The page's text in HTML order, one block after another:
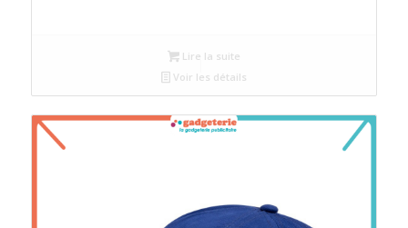
Lire la suite
Voir les détails